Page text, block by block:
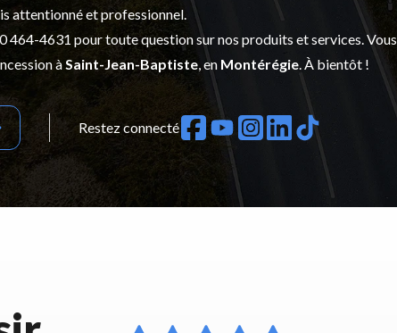
attentionné et professionnel.
464-4631 pour toute question sur nos produits et services.
àSaint-Jean-Baptiste, en Montérégie. À bientôt !
Restez connecté